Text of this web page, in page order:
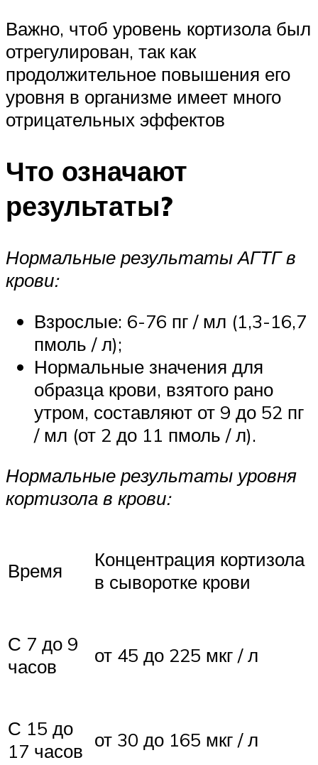
Важно, чтоб уровень кортизола был
отрегулирован, так как
продолжительное повышения его
уровня в организме имеет много
отрицательных эффектов
Что означают
результаты?
Нормальные результаты АГТГ в
крови:
Взрослые: 6-76 пг / мл (1,3-16,7
пмоль / л);
Нормальные значения для
образца крови, взятого рано
утром, составляют от 9 до 52 пг
/ мл (от 2 до 11 пмоль / л).
Нормальные результаты уровня
кортизола в крови:
Время
Концентрация кортизола
в сыворотке крови
С 7 до 9
часов
от 45 до 225 мкг / л
С 15 до
17 часов от 30 до 165 мкг / л